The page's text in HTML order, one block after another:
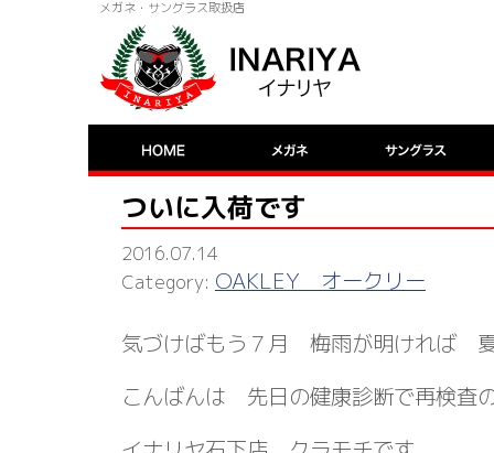
メガネ・サングラス取扱店
ついに入荷です
2016.07.14
OAKLEY オークリー
気づけばもう７月 梅雨が明ければ
こんばんは 先日の健康診断で再検査